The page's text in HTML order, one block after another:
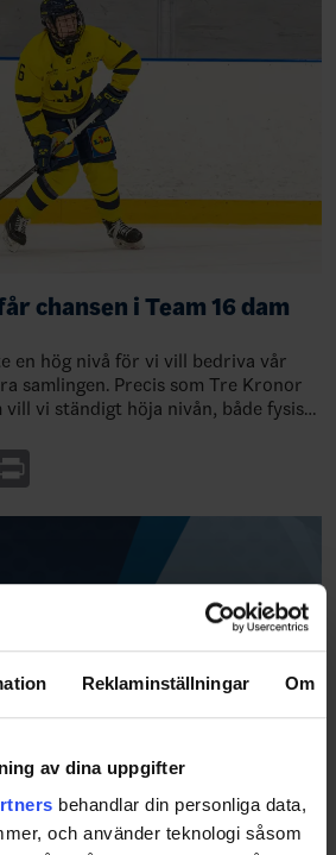
Reklaminställningar Om
av dina uppgifter
behandlar din personliga data,
och använder teknologi såsom
chansen i Team 16 dam
en hög nivå för vi vill bedriva vår
samlingen. Precis som Tre Kronor
vill vi ständigt höja nivån, både fysiskt